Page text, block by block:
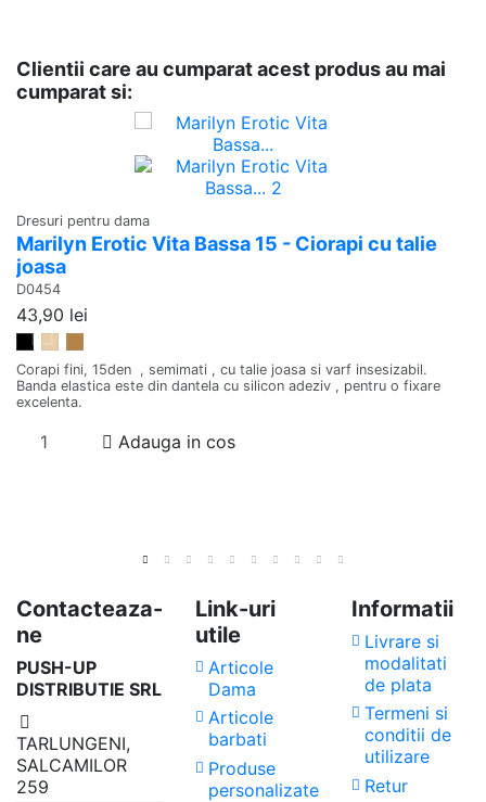
Clientii care au cumparat acest produs au mai
cumparat si:
Dresuri pentru dama
Marilyn Erotic Vita Bassa 15 - Ciorapi cu talie
joasa
D0454
43,90 lei
Negru
VisoneBeige
Corapi fini, 15den , semimati , cu talie joasa si varf insesizabil.
Banda elastica este din dantela cu silicon adeziv , pentru o fixare
excelenta.
Adauga in cos
Contacteaza-
ne
PUSH-UP
DISTRIBUTIE SRL
TARLUNGENI,
SALCAMILOR
259
Link-uri
utile
Articole
Dama
Articole
barbati
Produse
personalizate
Informatii
Livrare si
modalitati
de plata
Termeni si
conditii de
utilizare
Retur